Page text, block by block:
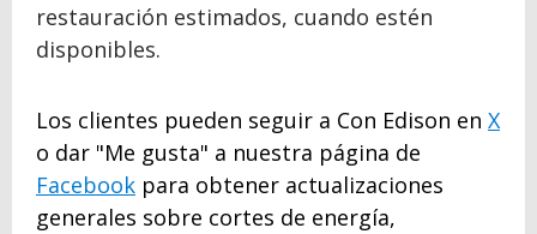
restauración estimados, cuando estén
disponibles.
Los clientes pueden seguir a Con Edison en X
o dar "Me gusta" a nuestra página de
Facebook para obtener actualizaciones
generales sobre cortes de energía,